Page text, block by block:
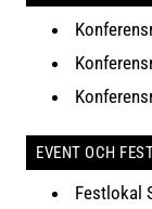
EVENT OCH
Festlokal